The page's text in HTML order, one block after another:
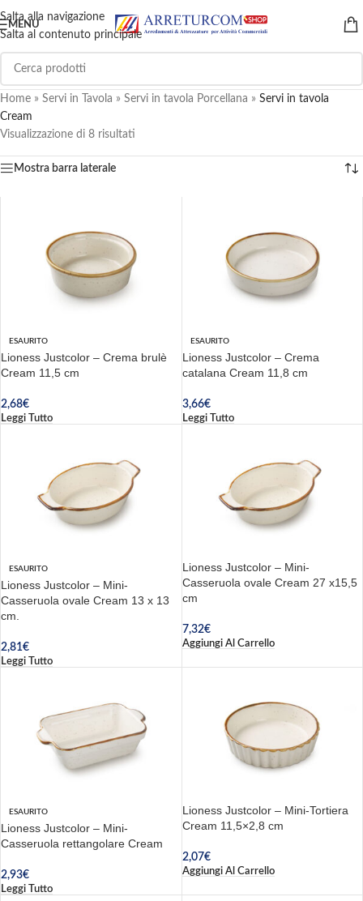
Salta alla navigazione
Salta al contenuto principale
MENU
Home » Servi in Tavola » Servi in tavola Porcellana » Servi in tavola
Cream
Visualizzazione di 8 risultati
Mostra barra laterale
ESAURITO
Lioness Justcolor – Crema brulè
Cream 11,5 cm
2,68€
Leggi Tutto
ESAURITO
Lioness Justcolor – Crema
catalana Cream 11,8 cm
3,66€
Leggi Tutto
ESAURITO
Lioness Justcolor – Mini-
Casseruola ovale Cream 13 x 13
cm.
2,81€
Leggi Tutto
Lioness Justcolor – Mini-
Casseruola ovale Cream 27 x15,5
cm
7,32€
Aggiungi Al Carrello
ESAURITO
Lioness Justcolor – Mini-
Casseruola rettangolare Cream
2,93€
Leggi Tutto
Lioness Justcolor – Mini-Tortiera
Cream 11,5×2,8 cm
2,07€
Aggiungi Al Carrello